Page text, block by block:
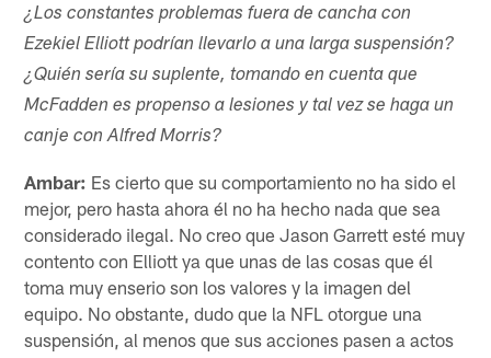
¿Los constantes problemas fuera de cancha con
Ezekiel Elliott podrían llevarlo a una larga suspensión?
¿Quién sería su suplente, tomando en cuenta que
McFadden es propenso a lesiones y tal vez se haga un
canje con Alfred Morris?
Ambar: Es cierto que su comportamiento no ha sido el
mejor, pero hasta ahora él no ha hecho nada que sea
considerado ilegal. No creo que Jason Garrett esté muy
contento con Elliott ya que unas de las cosas que él
toma muy enserio son los valores y la imagen del
equipo. No obstante, dudo que la NFL otorgue una
suspensión, al menos que sus acciones pasen a actos